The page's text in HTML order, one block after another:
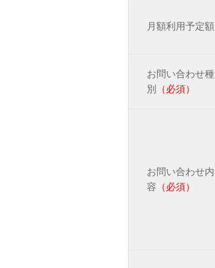
月額利用予定額
お問い合わせ種
別
（必須）
お問い合わせ内
容 （必須）